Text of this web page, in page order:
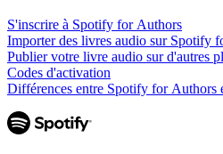
S'inscrire à Spotify for Authors
Importer des livres audio sur Spotify
Publier votre livre audio sur d'autres
Codes d'activation
Différences entre Spotify for Authors